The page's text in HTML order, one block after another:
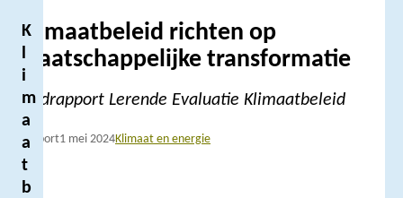
Kruimelpad
Klimaatbeleid richten op
maatschappelijke transformatie
Eindrapport Lerende Evaluatie Klimaatbeleid
Rapport1 mei 2024Klimaat en energie
K
l
i
m
a
a
t
b